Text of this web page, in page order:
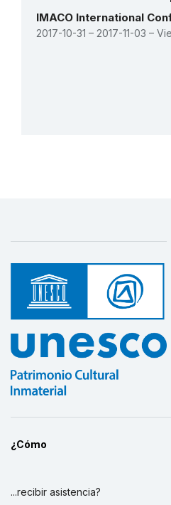
Monto (US$)899.835
IMACO International
2017-10-31 – 2017-11-03 –
¿Cómo
...recibir asistencia?